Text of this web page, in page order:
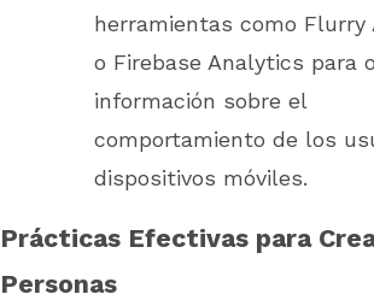
herramientas como Flurry
o Firebase Analytics para
información sobre el
comportamiento de los
dispositivos móviles.
Prácticas Efectivas para
Personas